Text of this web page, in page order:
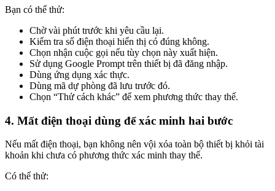
Bạn có thể thử:
Chờ vài phút trước khi yêu cầu lại.
Kiểm tra số điện thoại hiển thị có đúng không.
Chọn nhận cuộc gọi nếu tùy chọn này xuất hiện.
Sử dụng Google Prompt trên thiết bị đã đăng nhập.
Dùng ứng dụng xác thực.
Dùng mã dự phòng đã lưu trước đó.
Chọn “Thử cách khác” để xem phương thức thay thế.
4. Mất điện thoại dùng để xác minh hai bước
Nếu mất điện thoại, bạn không nên vội xóa toàn bộ thiết bị khỏi tài
khoản khi chưa có phương thức xác minh thay thế.
Có thể thử: